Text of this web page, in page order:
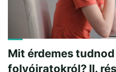
kialakulását
boncolgatja"
Mit érdemes
folyóiratokról? II.